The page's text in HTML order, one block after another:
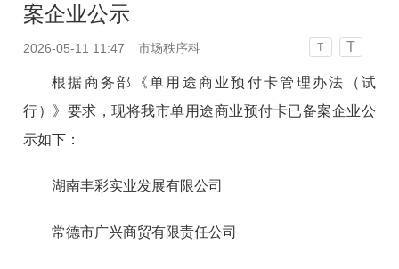
案企业公示
2026-05-11 11:47 市场秩序科 T T
根据商务部《单用途商业预付卡管理办法（试
行）》要求，现将我市单用途商业预付卡已备案企业公
示如下：
湖南丰彩实业发展有限公司
常德市广兴商贸有限责任公司